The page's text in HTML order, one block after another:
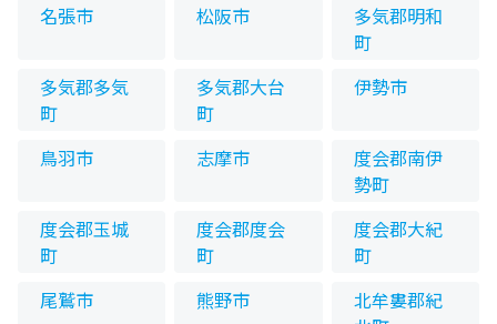
名張市 松阪市
多気郡明和
町
多気郡多気
町
多気郡大台
町
伊勢市
鳥羽市 志摩市
度会郡南伊
勢町
度会郡玉城
町
度会郡度会
町
度会郡大紀
町
尾鷲市
熊野市
北牟婁郡紀